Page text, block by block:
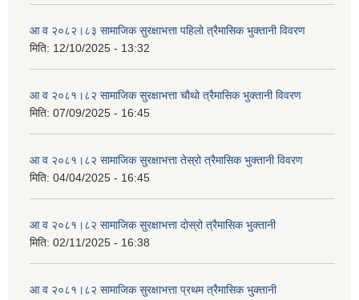
आ व २०८२।८३ सामाजिक सुरक्षाभत्ता पहिलो त्रैमासिक भुक्तानी विवरण
मिति: 12/10/2025 - 13:32
आ व २०८१।८२ सामाजिक सुरक्षाभत्ता चौथो त्रैमासिक भुक्तानी विवरण
मिति: 07/09/2025 - 16:45
आ व २०८१।८२ सामाजिक सुरक्षाभत्ता तेस्रो त्रैमासिक भुक्तानी विवरण
मिति: 04/04/2025 - 16:45
आ व २०८१।८२ सामाजिक सुरक्षाभत्ता दोस्रो त्रैमासिक भुक्तानी
मिति: 02/11/2025 - 16:38
आ व २०८१।८२ सामाजिक सुरक्षाभत्ता प्रथम त्रैमासिक भुक्तानी